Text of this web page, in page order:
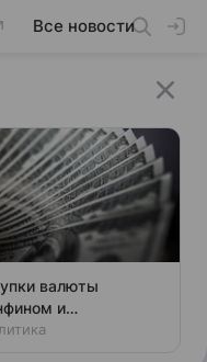
Все новости
валюты
и
разогнали